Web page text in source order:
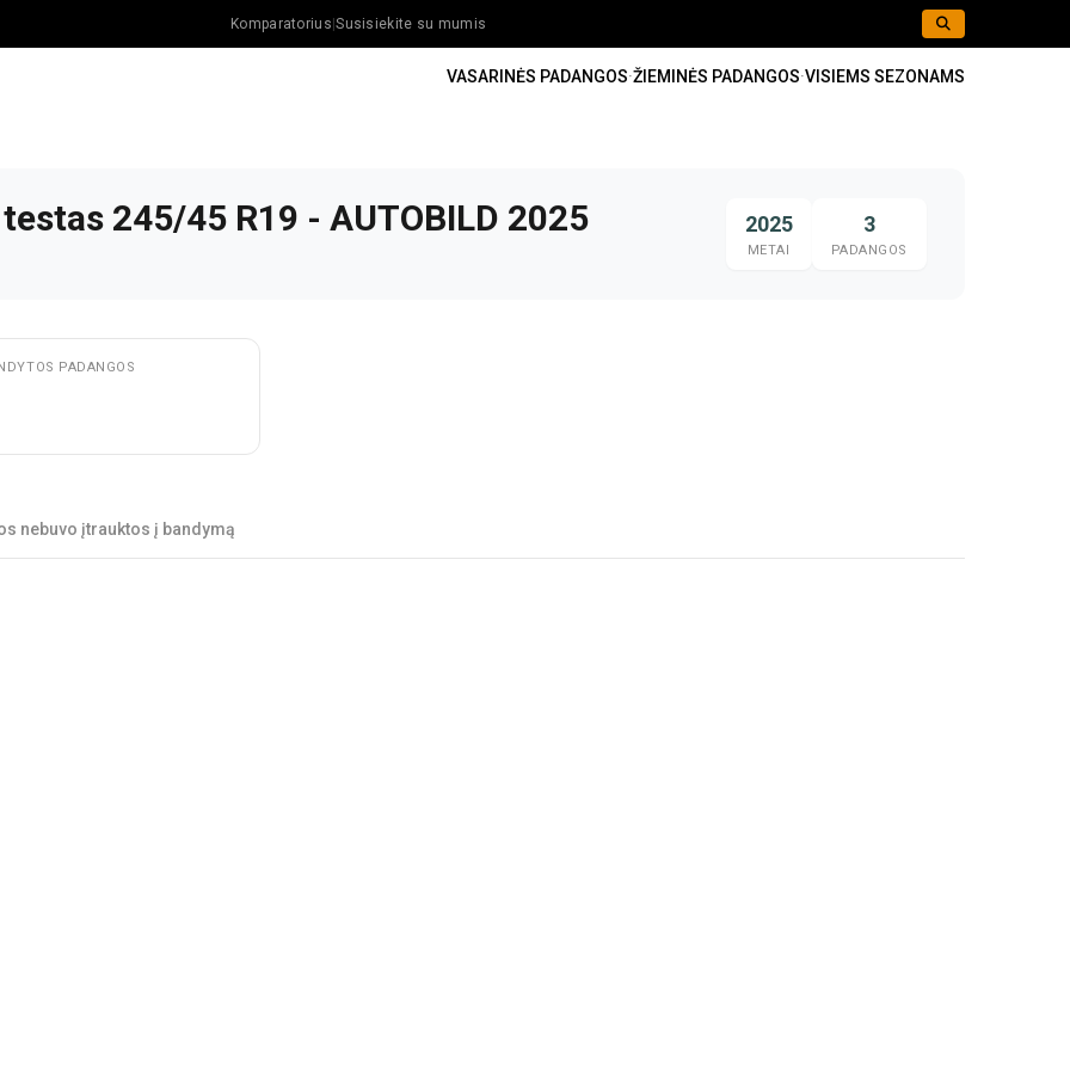
Komparatorius |Susisiekite su mumis
VASARINĖS PADANGOS·ŽIEMINĖS PADANGOS·VISIEMS SEZONAMS
245/45 R19 - AUTOBILD 2025 2025
METAI
3
PADANGOS
PADANGOS
nebuvo įtrauktos į bandymą